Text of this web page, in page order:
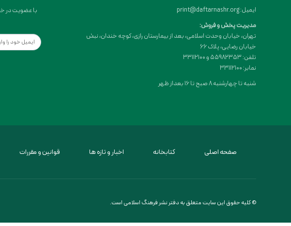
ایمیل: print@daftarnashr.org
مدیریت پخش و فروش:
تهران، خیابان وحدت اسلامی، بعد از بیمارستان رازی، کوچه خندان، نبش
خیابان رضایی، پلاک ۶۶
تلفن: 55982353 و 33112100
نمابر: 33112100
شنبه تا چهارشنبه 8 صبح تا 16 بعداز ظهر
با عضویت در
صفحه اصلی کتابخانه اخبار و تازه ها قوانین و مقررات
© کلیه حقوق این سایت متعلق به دفتر نشر فرهنگ اسلامی است.